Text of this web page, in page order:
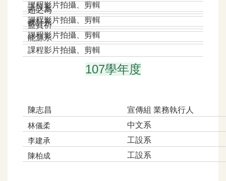
課程影片拍攝、剪輯
工設系
課程影片拍攝、剪輯
趙之為
都計系
課程影片拍攝、剪輯
藍賀祈
能源系
課程影片拍攝、剪輯
107學年度
陳志昌
宣傳組 業務執行人
林儀柔
中文系
李建承
工設系
陳柏成
工設系